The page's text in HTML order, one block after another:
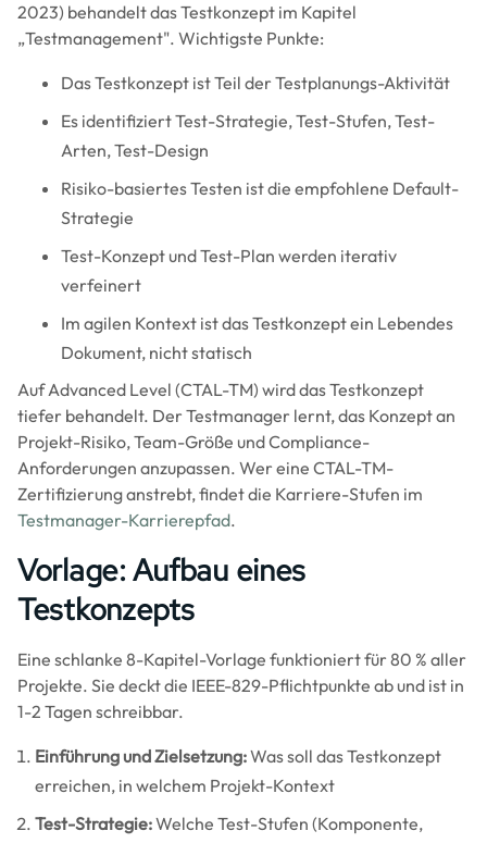
2023) behandelt das Testkonzept im Kapitel
„Testmanagement". Wichtigste Punkte:
Das Testkonzept ist Teil der Testplanungs-Aktivität
Es identifiziert Test-Strategie, Test-Stufen, Test-
Arten, Test-Design
Risiko-basiertes Testen ist die empfohlene Default-
Strategie
Test-Konzept und Test-Plan werden iterativ
verfeinert
Im agilen Kontext ist das Testkonzept ein Lebendes
Dokument, nicht statisch
Auf Advanced Level (CTAL-TM) wird das Testkonzept
tiefer behandelt. Der Testmanager lernt, das Konzept an
Projekt-Risiko, Team-Größe und Compliance-
Anforderungen anzupassen. Wer eine CTAL-TM-
Zertifizierung anstrebt, findet die Karriere-Stufen im
Testmanager-Karrierepfad.
Vorlage: Aufbau eines
Testkonzepts
Eine schlanke 8-Kapitel-Vorlage funktioniert für 80 % aller
Projekte. Sie deckt die IEEE-829-Pflichtpunkte ab und ist in
1-2 Tagen schreibbar.
Einführung und Zielsetzung:Was soll das Testkonzept
erreichen, in welchem Projekt-Kontext
Test-Strategie:Welche Test-Stufen (Komponente,